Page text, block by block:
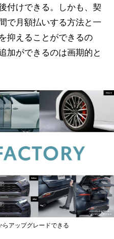
付けできる。しかも、契
で月額払いする方法と一
抑えることができるの
加ができるのは画期的と
アップグレードできる